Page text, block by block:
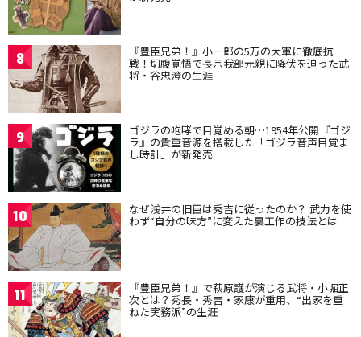
8 『豊臣兄弟！』小一郎の5万の大軍に徹底抗
戦！切腹覚悟で長宗我部元親に降伏を迫った武
将・谷忠澄の生涯
9 ゴジラの咆哮で目覚める朝…1954年公開『ゴジ
ラ』の貴重音源を搭載した「ゴジラ音声目覚ま
し時計」が新発売
10 なぜ浅井の旧臣は秀吉に従ったのか？ 武力を使
わず“自分の味方”に変えた裏工作の技法とは
11 『豊臣兄弟！』で萩原護が演じる武将・小堀正
次とは？秀長・秀吉・家康が重用、“出家を重
ねた実務派”の生涯